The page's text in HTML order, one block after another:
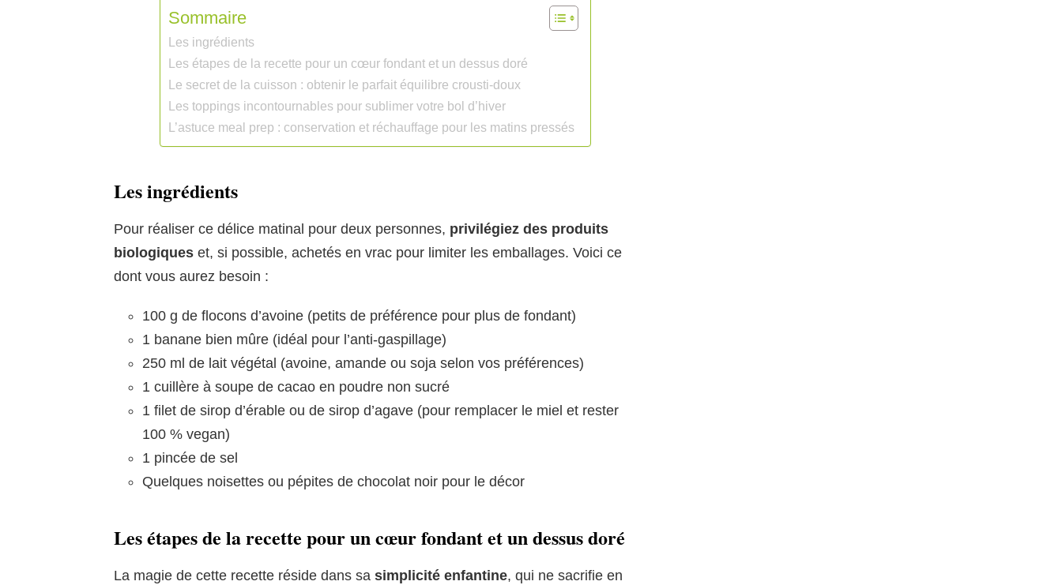
Sommaire
Les ingrédients
Les étapes de la recette pour un cœur fondant et un dessus doré
Le secret de la cuisson : obtenir le parfait équilibre crousti-doux
Les toppings incontournables pour sublimer votre bol d’hiver
L’astuce meal prep : conservation et réchauffage pour les matins pressés
Les ingrédients
Pour réaliser ce délice matinal pour deux personnes, privilégiez des produits
biologiques et, si possible, achetés en vrac pour limiter les emballages. Voici ce
dont vous aurez besoin :
100 g de flocons d’avoine (petits de préférence pour plus de fondant)
1 banane bien mûre (idéal pour l’anti-gaspillage)
250 ml de lait végétal (avoine, amande ou soja selon vos préférences)
1 cuillère à soupe de cacao en poudre non sucré
1 filet de sirop d’érable ou de sirop d’agave (pour remplacer le miel et rester
100 % vegan)
1 pincée de sel
Quelques noisettes ou pépites de chocolat noir pour le décor
Les étapes de la recette pour un cœur fondant et un dessus doré
La magie de cette recette réside dans sa simplicité enfantine, qui ne sacrifie en